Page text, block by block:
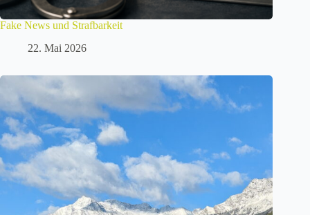
Fake News und Strafbarkeit
22. Mai 2026